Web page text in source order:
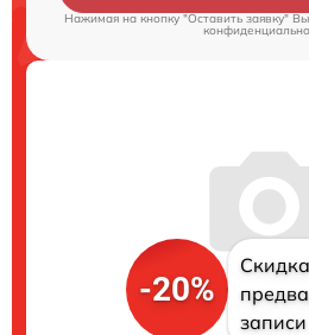
Нажимая на кнопку "Оставить заявку"
-20%